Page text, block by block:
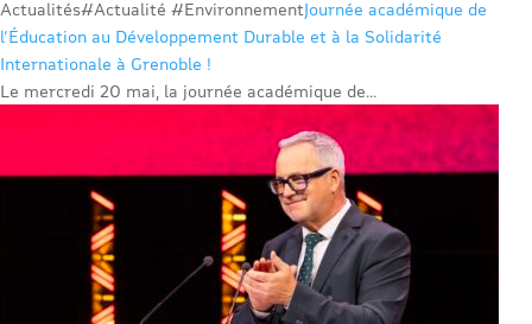
Actualités#Actualité #EnvironnementJournée académique de
l’Éducation au Développement Durable et à la Solidarité
Internationale à Grenoble !
Le mercredi 20 mai, la journée académique de...